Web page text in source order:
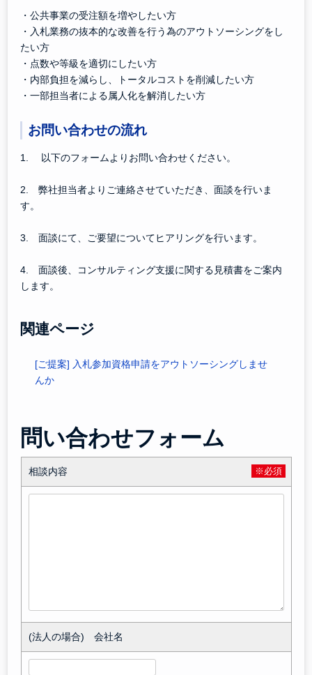
・公共事業の受注額を増やしたい方
・入札業務の抜本的な改善を行う為のアウトソーシングをし
たい方
・点数や等級を適切にしたい方
・内部負担を減らし、トータルコストを削減したい方
・一部担当者による属人化を解消したい方
お問い合わせの流れ
1. 以下のフォームよりお問い合わせください。
2. 弊社担当者よりご連絡させていただき、面談を行いま
す。
3. 面談にて、ご要望についてヒアリングを行います。
4. 面談後、コンサルティング支援に関する見積書をご案内
します。
関連ページ
[ご提案] 入札参加資格申請をアウトソーシングしませ
んか
問い合わせフォーム
相談内容 ※必須
(法人の場合) 会社名